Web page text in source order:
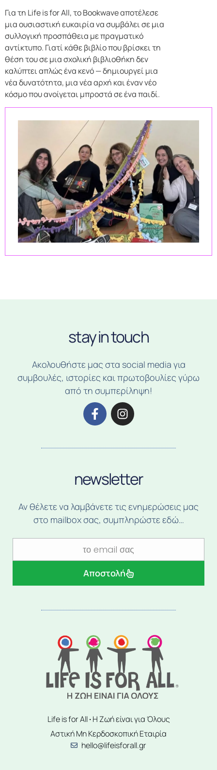
Για τη Life is for All, το Bookwave αποτέλεσε
μια ουσιαστική ευκαιρία να συμβάλει σε μια
συλλογική προσπάθεια με πραγματικό
αντίκτυπο. Γιατί κάθε βιβλίο που βρίσκει τη
θέση του σε μια σχολική βιβλιοθήκη δεν
καλύπτει απλώς ένα κενό — δημιουργεί μια
νέα δυνατότητα, μια νέα αρχή και έναν νέο
κόσμο που ανοίγεται μπροστά σε ένα παιδί.
stay in touch
Ακολουθήστε μας στα social media για
συμβουλές, ιστορίες και πρωτοβουλίες γύρω
από τη συμπερίληψη!
newsletter
Αν θέλετε να λαμβάνετε τις ενημερώσεις μας
στο mailbox σας, συμπληρώστε εδώ…
Αποστολή
Life is for All·Η Ζωή είναι για Όλους
Αστική Μη Κερδοσκοπική Εταιρία
hello@lifeisforall.gr